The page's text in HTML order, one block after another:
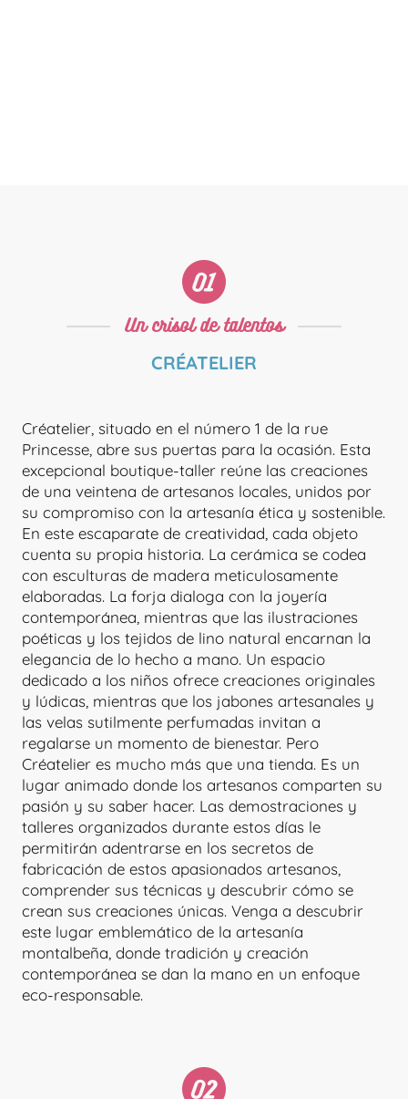
Un crisol de talentos
CRÉATELIER
Créatelier, situado en el número 1 de la rue
Princesse, abre sus puertas para la ocasión. Esta
excepcional boutique-taller reúne las creaciones
de una veintena de artesanos locales, unidos por
su compromiso con la artesanía ética y sostenible.
En este escaparate de creatividad, cada objeto
cuenta su propia historia. La cerámica se codea
con esculturas de madera meticulosamente
elaboradas. La forja dialoga con la joyería
contemporánea, mientras que las ilustraciones
poéticas y los tejidos de lino natural encarnan la
elegancia de lo hecho a mano. Un espacio
dedicado a los niños ofrece creaciones originales
y lúdicas, mientras que los jabones artesanales y
las velas sutilmente perfumadas invitan a
regalarse un momento de bienestar. Pero
Créatelier es mucho más que una tienda. Es un
lugar animado donde los artesanos comparten su
pasión y su saber hacer. Las demostraciones y
talleres organizados durante estos días le
permitirán adentrarse en los secretos de
fabricación de estos apasionados artesanos,
comprender sus técnicas y descubrir cómo se
crean sus creaciones únicas. Venga a descubrir
este lugar emblemático de la artesanía
montalbeña, donde tradición y creación
contemporánea se dan la mano en un enfoque
eco-responsable.